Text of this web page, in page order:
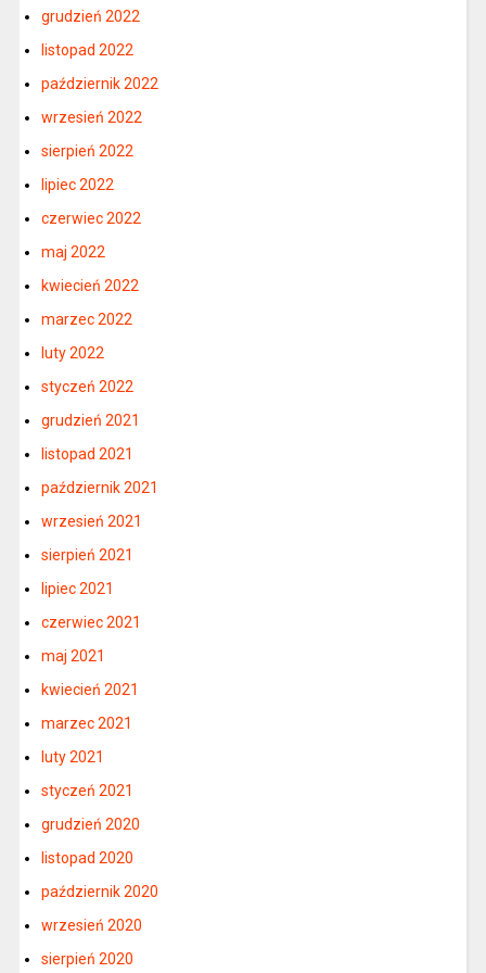
grudzień 2022
listopad 2022
październik 2022
wrzesień 2022
sierpień 2022
lipiec 2022
czerwiec 2022
maj 2022
kwiecień 2022
marzec 2022
luty 2022
styczeń 2022
grudzień 2021
listopad 2021
październik 2021
wrzesień 2021
sierpień 2021
lipiec 2021
czerwiec 2021
maj 2021
kwiecień 2021
marzec 2021
luty 2021
styczeń 2021
grudzień 2020
listopad 2020
październik 2020
wrzesień 2020
sierpień 2020